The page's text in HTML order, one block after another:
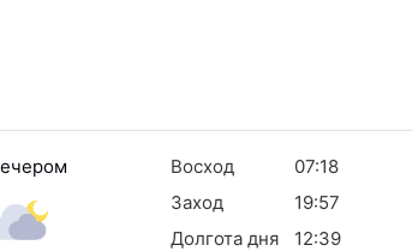
Восход
07:18
Заход
19:57
Долгота дня
12:39